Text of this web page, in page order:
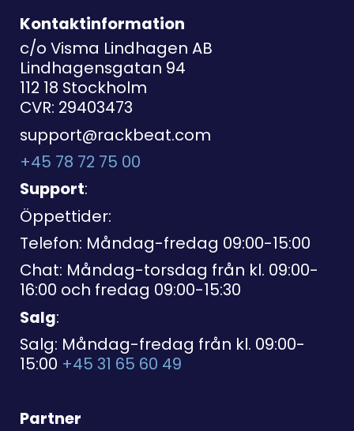
Kontaktinformation
c/o Visma Lindhagen AB
Lindhagensgatan 94
112 18 Stockholm
CVR: 29403473
support@rackbeat.com
+45 78 72 75 00
Support:
Öppettider:
Telefon: Måndag-fredag 09:00-15:00
Chat: Måndag-torsdag från kl. 09:00-
16:00 och fredag 09:00-15:30
Salg:
Salg: Måndag-fredag från kl. 09:00-
15:00 +45 31 65 60 49
Partner